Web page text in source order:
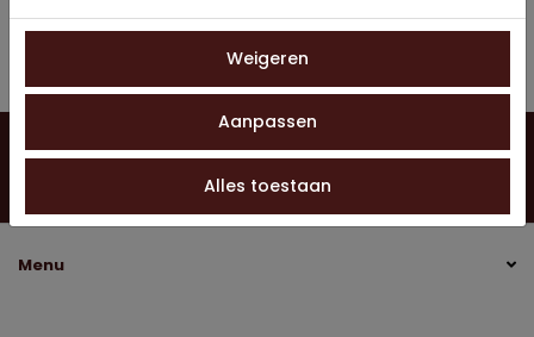
Artikelnummer 0084
info@jobo-koffie.nl
Menu
Weigeren
Aanpassen
Alles toestaan